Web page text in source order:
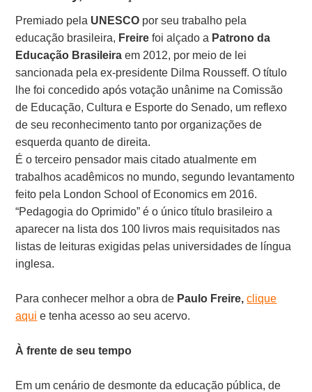
Premiado pela UNESCO por seu trabalho pela
educação brasileira, Freire foi alçado a Patrono da
Educação Brasileira em 2012, por meio de lei
sancionada pela ex-presidente Dilma Rousseff. O título
lhe foi concedido após votação unânime na Comissão
de Educação, Cultura e Esporte do Senado, um reflexo
de seu reconhecimento tanto por organizações de
esquerda quanto de direita.
É o terceiro pensador mais citado atualmente em
trabalhos acadêmicos no mundo, segundo levantamento
feito pela London School of Economics em 2016.
“Pedagogia do Oprimido” é o único título brasileiro a
aparecer na lista dos 100 livros mais requisitados nas
listas de leituras exigidas pelas universidades de língua
inglesa.
Para conhecer melhor a obra de Paulo Freire, clique
aqui e tenha acesso ao seu acervo.
À frente de seu tempo
Em um cenário de desmonte da educação pública, de